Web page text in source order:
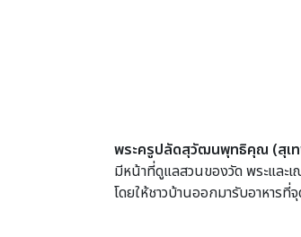
พระครูปลัดสุวัฒนพุทธิคุณ (สุเท
มีหน้าที่ดูแลสวนของวัด พระและ
โดยให้ชาวบ้านออกมารับอาหาร